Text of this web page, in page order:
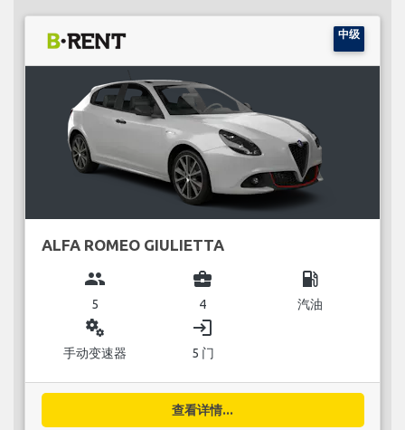
中级
ALFA ROMEO GIULIETTA
group
5
business_center
4
local_gas_station
汽油
miscellaneous_services
手动变速器
login
5 门
查看详情...